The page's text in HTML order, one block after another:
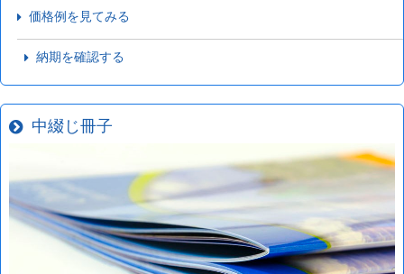
価格例を見てみる
納期を確認する
中綴じ冊子